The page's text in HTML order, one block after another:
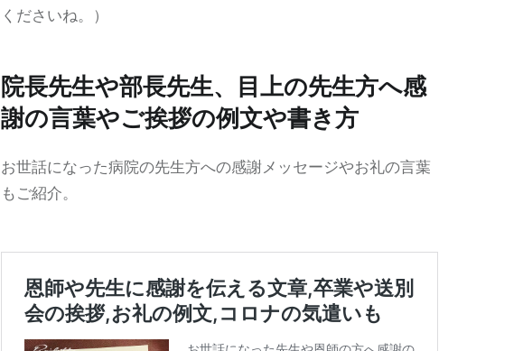
くださいね。）
院長先生や部長先生、目上の先生方へ感
謝の言葉やご挨拶の例文や書き方
お世話になった病院の先生方への感謝メッセージやお礼の言葉
もご紹介。